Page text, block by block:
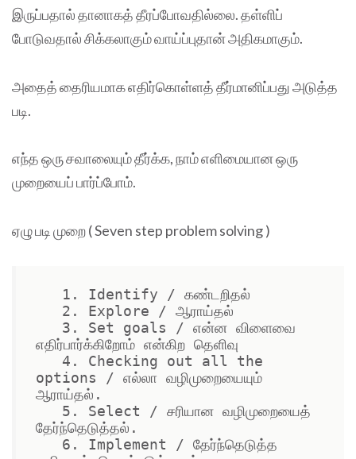
இருப்பதால் தானாகத் தீரப்போவதில்லை. தள்ளிப்
போடுவதால் சிக்கலாகும் வாய்ப்புதான் அதிகமாகும்.
அதைத் தைரியமாக எதிர்கொள்ளத் தீர்மானிப்பது அடுத்த
படி.
எந்த ஒரு சவாலையும் தீர்க்க, நாம் எளிமையான ஒரு
முறையைப் பார்ப்போம்.
ஏழு படி முறை ( Seven step problem solving )
எதிர்பார்க்கிறோம் என்கிற தெளிவு
options / எல்லா வழிமுறையையும்
ஆராய்தல்.
தேர்ந்தெடுத்தல்.